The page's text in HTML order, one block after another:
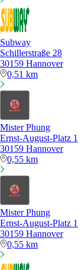
Subway
Schillerstraße 28
30159 Hannover
0,51 km
Mister Phung
Ernst-August-Platz 1
30159 Hannover
0,55 km
Mister Phung
Ernst-August-Platz 1
30159 Hannover
0,55 km